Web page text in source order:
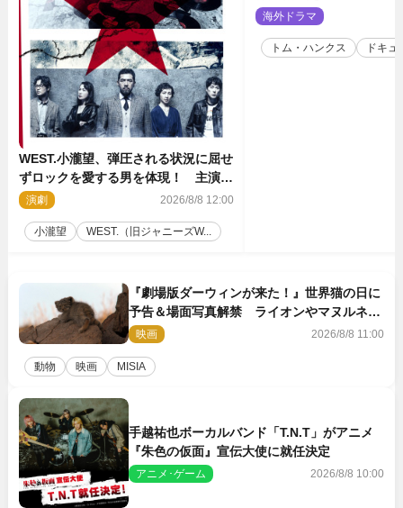
WEST.小瀧望、弾圧される状況に屈せ
ずロックを愛する男を体現！ 主演舞
台『ロックンロール』ビジュアル解禁
演劇 2026/8/8 12:00
小瀧望 WEST.（旧ジャニーズW...
壮絶な戦場を収めた特別
海外ドラマ
トム・ハンクス ドキ
『劇場版ダーウィンが来た！』世界猫の日に
予告＆場面写真解禁 ライオンやマヌルネコ
の赤ちゃんが大集合
映画 2026/8/8 11:00
動物 映画 MISIA
手越祐也ボーカルバンド「T.N.T」がアニメ
『朱色の仮面』宣伝大使に就任決定
アニメ･ゲーム 2026/8/8 10:00